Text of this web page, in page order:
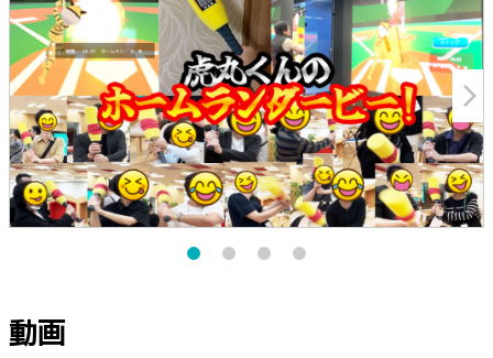
arrow_forward_ios
動画